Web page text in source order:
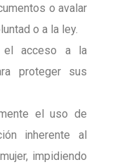
o avalar
o a la ley.
el acceso a la
proteger sus
el uso de
inherente al
impidiendo